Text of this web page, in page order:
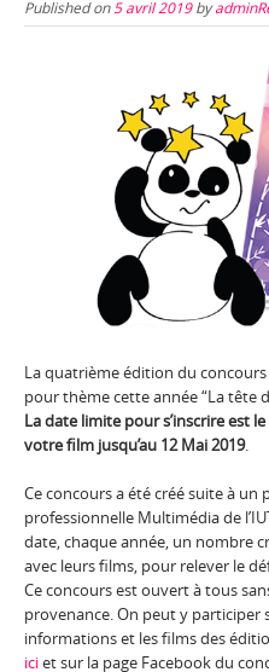
Published on5 avril 2019by
La quatrième édition du concours
pour thème cette année “La tête
La date limite pour s’inscrire est
votre film jusqu’au 12 Mai 2019.
Ce concours a été créé suite à un
professionnelle Multimédia de
date, chaque année, un nombre
avec leurs films, pour relever le
Ce concours est ouvert à tous
provenance. On peut y participer
informations et les films des
iciet sur la page Facebook du